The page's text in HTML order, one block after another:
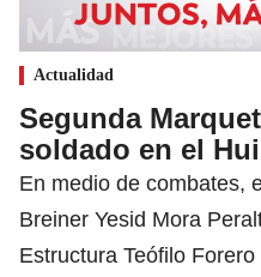
Actualidad
Segunda
soldado en el
En medio de combates,
Breiner Yesid Mora
Estructura Teófilo